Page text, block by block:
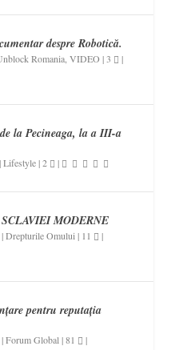
despre Robotică.
Romania ,VIDEO |3 |
la Pecineaga, la a III-a
|Lifestyle|2 |
MODERNE
|Drepturile Omului | 11 |
pentru reputația
|Forum Global |81 |